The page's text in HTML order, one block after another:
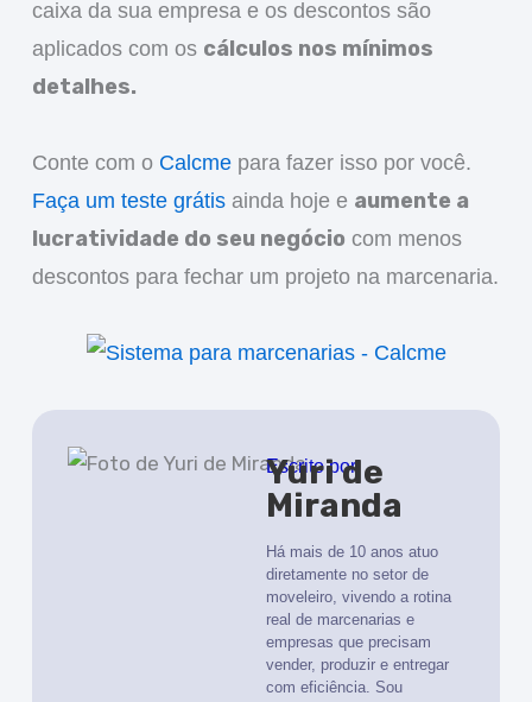
caixa da sua empresa e os descontos são
aplicados com os cálculos nos mínimos
detalhes.
Conte com o Calcmepara fazer isso por você.
Faça um teste grátisainda hoje e aumente a
lucratividade do seu negócio com menos
descontos para fechar um projeto na marcenaria.
Escrito por
Yuri de
Miranda
Há mais de 10 anos atuo
diretamente no setor de
moveleiro, vivendo a rotina
real de marcenarias e
empresas que precisam
vender, produzir e entregar
com eficiência. Sou